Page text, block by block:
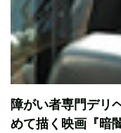
障がい者専門デリ
めて描く映画『暗